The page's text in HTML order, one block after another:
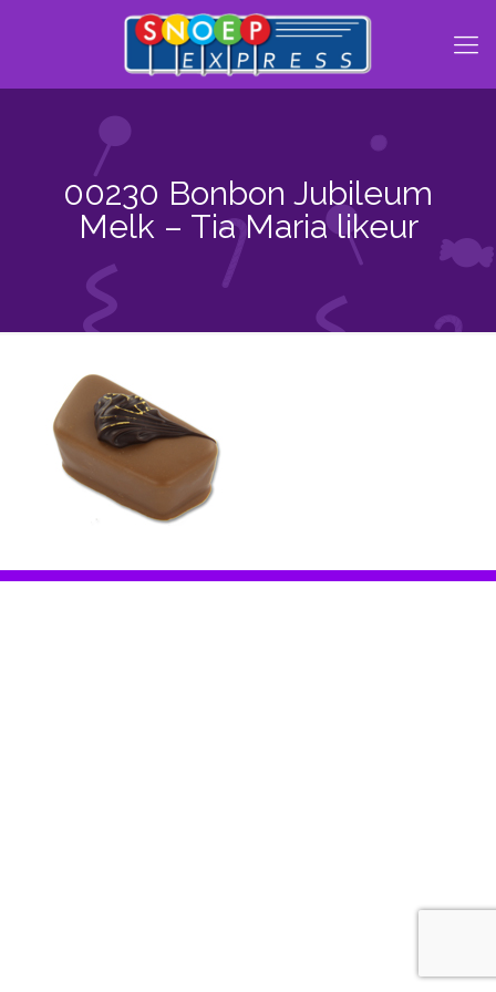
00230 Bonbon Jubileum
Melk – Tia Maria likeur